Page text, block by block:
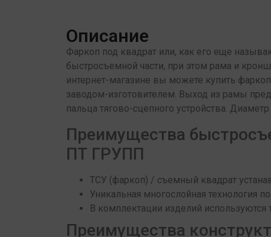
Описание
Фаркоп под квадрат или, как его еще
быстросъемной части, при этом рама и
интернет-магазине вы можете купить
заводом-изготовителем. Выход из рамы
пальца тягово-сцепного устройства.
Преимущества
ПТ ГРУПП
ТСУ (фаркоп) / съемный квадрат
Уникальная многослойная технология
В комплектации изделий
Преимущества